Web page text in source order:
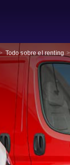
Todo sobre el renting >